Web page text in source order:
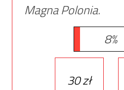
Magna Polonia.
8%
30 zł